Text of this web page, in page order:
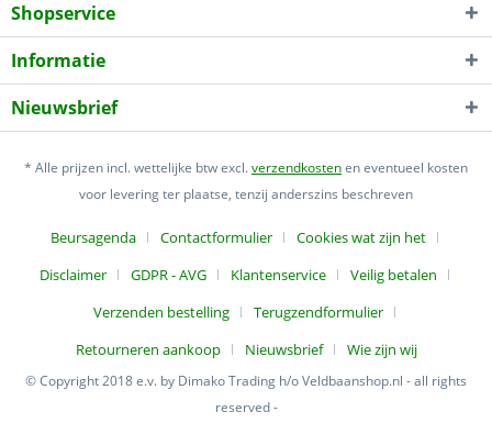
Shopservice
Informatie
Nieuwsbrief
* Alle prijzen incl. wettelijke btw excl.verzendkostenen eventueel kosten
voor levering ter plaatse, tenzij anderszins beschreven
Beursagenda Contactformulier
Cookies wat zijn het
Disclaimer
GDPR - AVG Klantenservice
Veilig betalen
Verzenden bestelling
Terugzendformulier
Retourneren aankoop
Nieuwsbrief Wie zijn wij
© Copyright 2018 e.v. by Dimako Trading h/o Veldbaanshop.nl - all rights
reserved -